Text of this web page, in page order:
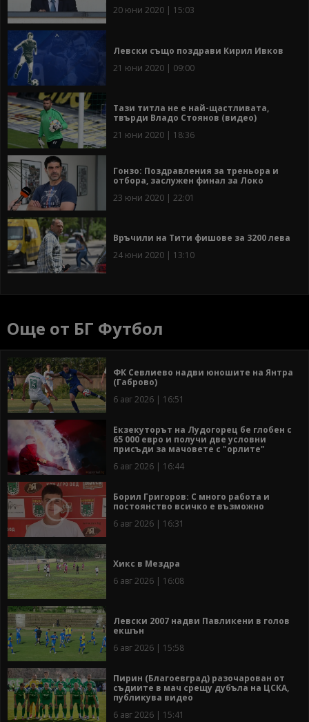
20 юни 2020 | 15:03
Левски също поздрави Кирил Ивков
21 юни 2020 | 09:00
Тази титла не е най-щастливата,
твърди Владо Стоянов (видео)
21 юни 2020 | 18:36
Гонзо: Поздравления за треньора и
отбора, заслужен финал за Локо
23 юни 2020 | 22:01
Връчили на Тити фишове за 3200 лева
24 юни 2020 | 13:10
Още от БГ Футбол
ФК Севлиево надви юношите на Янтра
(Габрово)
6 авг 2026 | 16:51
Екзекуторът на Лудогорец бе глобен с
65 000 евро и получи две условни
присъди за мачовете с "орлите"
6 авг 2026 | 16:44
Борил Григоров: С много работа и
постоянство всичко е възможно
6 авг 2026 | 16:31
Хикс в Мездра
6 авг 2026 | 16:08
Левски 2007 надви Павликени в голов
екшън
6 авг 2026 | 15:58
Пирин (Благоевград) разочарован от
съдиите в мач срещу дубъла на ЦСКА,
публикува видео
6 авг 2026 | 15:41